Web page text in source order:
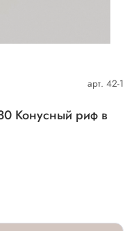
арт. 42-1
Конусный риф в